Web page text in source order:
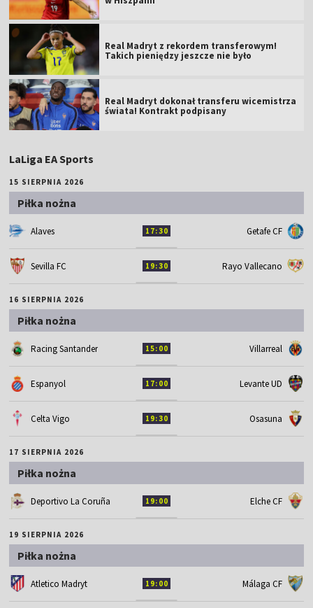
Real Madryt z rekordem transferowym!
Takich pieniędzy jeszcze nie było
Real Madryt dokonał transferu wicemistrza
świata! Kontrakt podpisany
LaLiga EA Sports
15 SIERPNIA 2026
Piłka nożna
Alaves 17:30 Getafe CF
Sevilla FC 19:30 Rayo Vallecano
16 SIERPNIA 2026
Piłka nożna
Racing Santander 15:00 Villarreal
Espanyol 17:00 Levante UD
Celta Vigo 19:30 Osasuna
17 SIERPNIA 2026
Piłka nożna
Deportivo La Coruña 19:00 Elche CF
19 SIERPNIA 2026
Piłka nożna
Atletico Madryt 19:00 Málaga CF